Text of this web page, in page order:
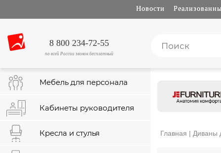
Новости
8 800 234-72-55
по всей России звонок бесплатный
Главная | Диваны
Мебель для персонала
Кабинеты руководителя
Кресла и стулья